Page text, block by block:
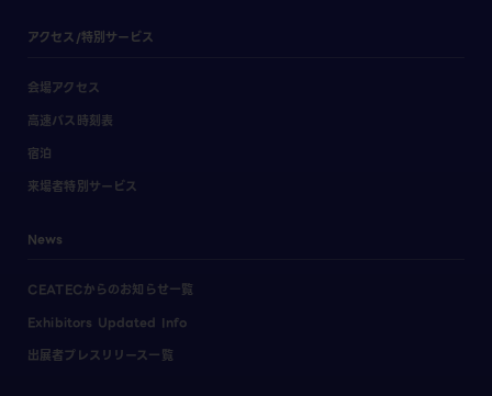
アクセス/特別サービス
会場アクセス
高速バス時刻表
宿泊
来場者特別サービス
News
CEATECからのお知らせ一覧
Exhibitors Updated Info
出展者プレスリリース一覧